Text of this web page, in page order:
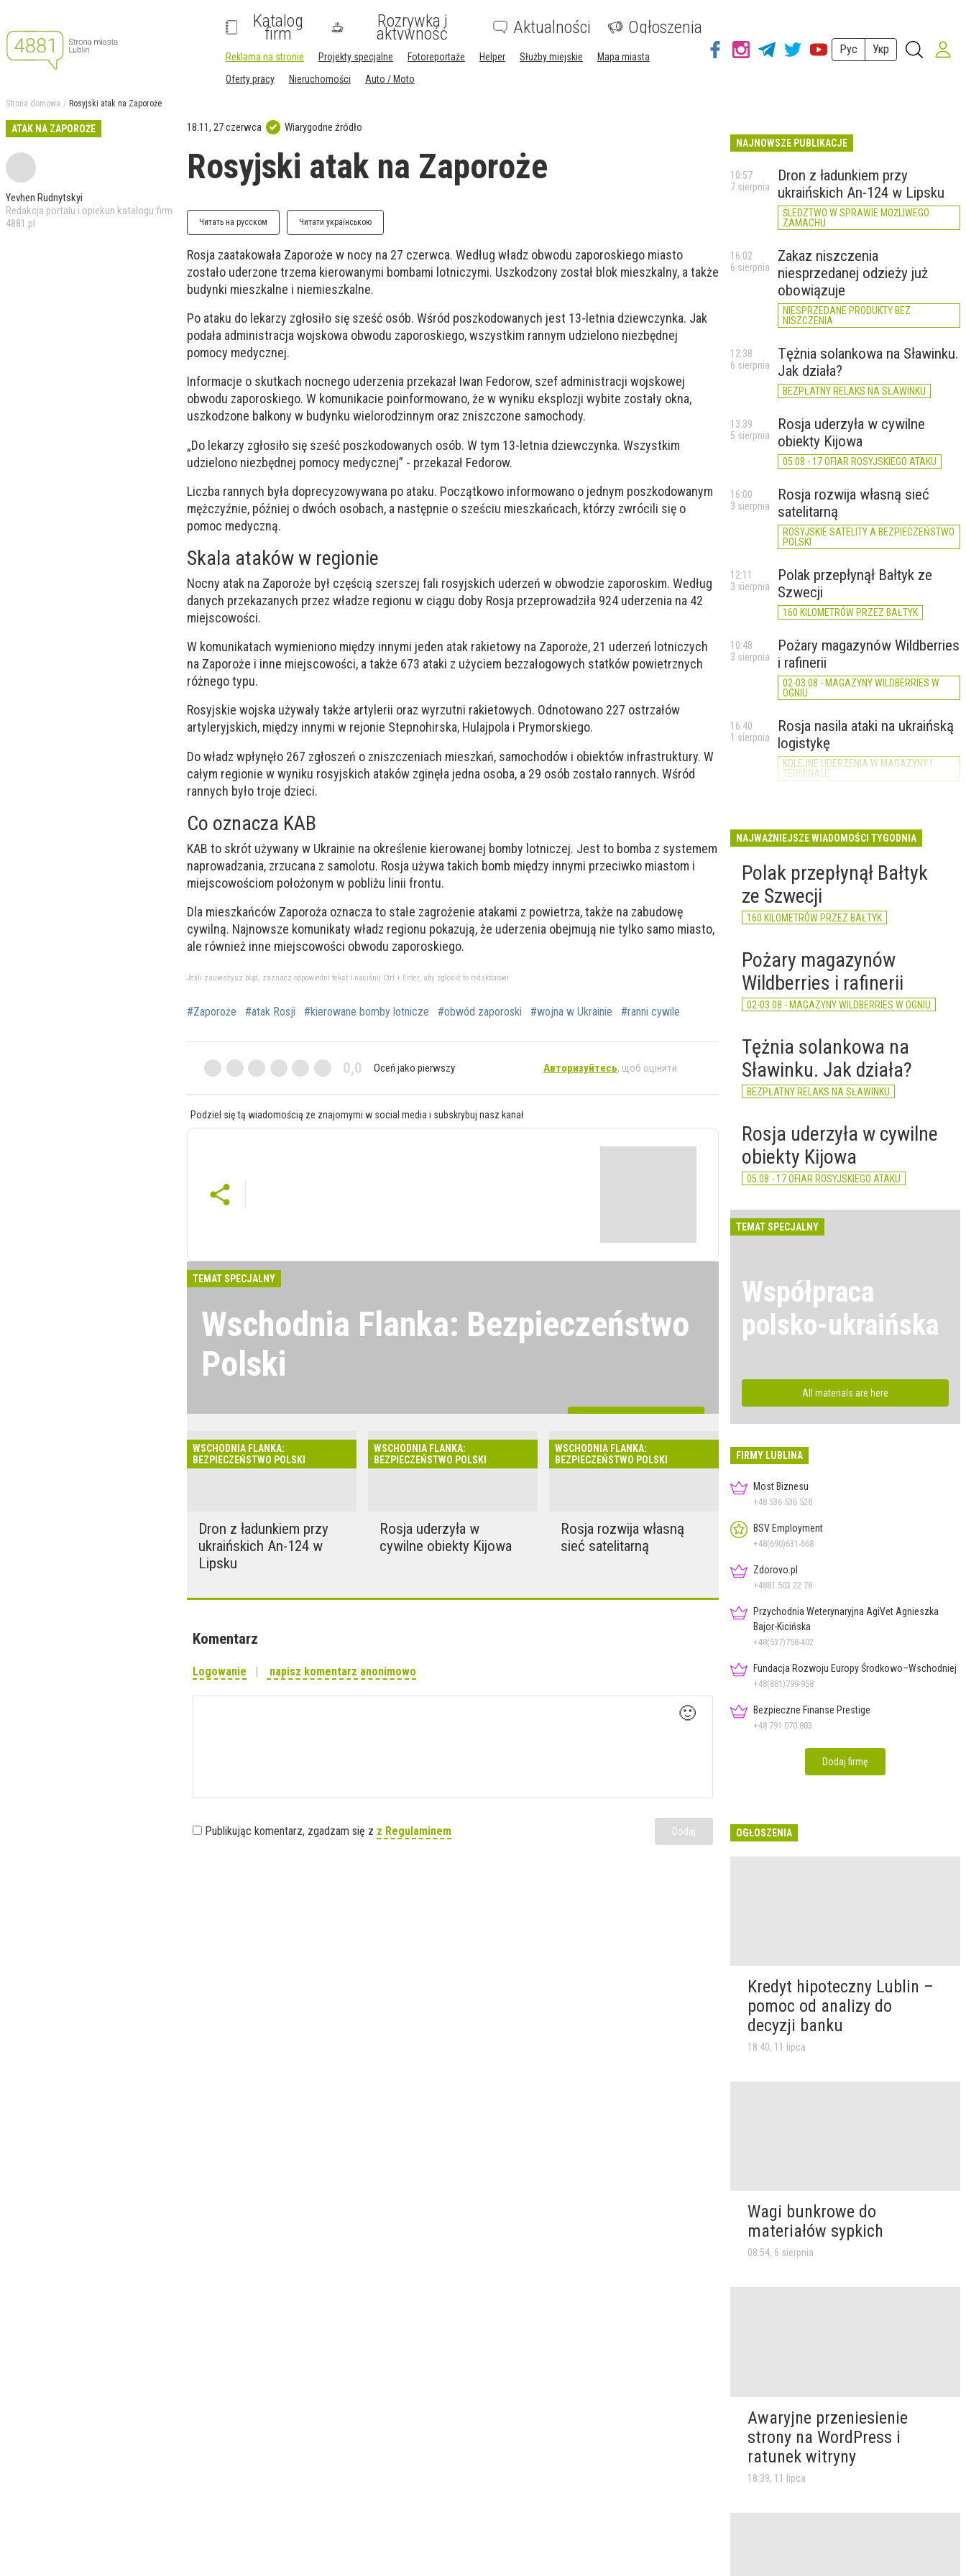
Katalog
firm
Rozrywka i
aktywność Aktualności Ogłoszenia
Reklama na stronie Projekty specjalne Fotoreportaże Helper Służby miejskie
Mapa miasta
Oferty pracy
Nieruchomości Auto / Moto
Рус Укр
Strona domowa Rosyjski atak na Zaporoże
ATAK NA ZAPOROŻE
Yevhen Rudnytskyi
Redakcja portalu i opiekun katalogu firm
4881.pl
18:11, 27 czerwca Wiarygodne źródło
Rosyjski atak na Zaporoże
Читать на русском Читати українською
Rosja zaatakowała Zaporoże w nocy na 27 czerwca. Według władz obwodu zaporoskiego miasto
zostało uderzone trzema kierowanymi bombami lotniczymi. Uszkodzony został blok mieszkalny, a także
budynki mieszkalne i niemieszkalne.
Po ataku do lekarzy zgłosiło się sześć osób. Wśród poszkodowanych jest 13-letnia dziewczynka. Jak
podała administracja wojskowa obwodu zaporoskiego, wszystkim rannym udzielono niezbędnej
pomocy medycznej.
Informacje o skutkach nocnego uderzenia przekazał Iwan Fedorow, szef administracji wojskowej
obwodu zaporoskiego. W komunikacie poinformowano, że w wyniku eksplozji wybite zostały okna,
uszkodzone balkony w budynku wielorodzinnym oraz zniszczone samochody.
„Do lekarzy zgłosiło się sześć poszkodowanych osób. W tym 13-letnia dziewczynka. Wszystkim
udzielono niezbędnej pomocy medycznej” - przekazał Fedorow.
Liczba rannych była doprecyzowywana po ataku. Początkowo informowano o jednym poszkodowanym
mężczyźnie, później o dwóch osobach, a następnie o sześciu mieszkańcach, którzy zwrócili się o
pomoc medyczną.
Skala ataków w regionie
Nocny atak na Zaporoże był częścią szerszej fali rosyjskich uderzeń w obwodzie zaporoskim. Według
danych przekazanych przez władze regionu w ciągu doby Rosja przeprowadziła 924 uderzenia na 42
miejscowości.
W komunikatach wymieniono między innymi jeden atak rakietowy na Zaporoże, 21 uderzeń lotniczych
na Zaporoże i inne miejscowości, a także 673 ataki z użyciem bezzałogowych statków powietrznych
różnego typu.
Rosyjskie wojska używały także artylerii oraz wyrzutni rakietowych. Odnotowano 227 ostrzałów
artyleryjskich, między innymi w rejonie Stepnohirska, Hulajpola i Prymorskiego.
Do władz wpłynęło 267 zgłoszeń o zniszczeniach mieszkań, samochodów i obiektów infrastruktury. W
całym regionie w wyniku rosyjskich ataków zginęła jedna osoba, a 29 osób zostało rannych. Wśród
rannych było troje dzieci.
Co oznacza KAB
KAB to skrót używany w Ukrainie na określenie kierowanej bomby lotniczej. Jest to bomba z systemem
naprowadzania, zrzucana z samolotu. Rosja używa takich bomb między innymi przeciwko miastom i
miejscowościom położonym w pobliżu linii frontu.
Dla mieszkańców Zaporoża oznacza to stałe zagrożenie atakami z powietrza, także na zabudowę
cywilną. Najnowsze komunikaty władz regionu pokazują, że uderzenia obejmują nie tylko samo miasto,
ale również inne miejscowości obwodu zaporoskiego.
Jeśli zauważysz błąd, zaznacz odpowiedni tekst i naciśnij Ctrl + Enter, aby zgłosić to redaktorowi
#Zaporoże #atak Rosji #kierowane bomby lotnicze #obwód zaporoski #wojna w Ukrainie #ranni cywile
0,0 Oceń jako pierwszy Авторизуйтесь, щоб оцінити
Podziel się tą wiadomością ze znajomymi w social media i subskrybuj nasz kanał
TEMAT SPECJALNY
Wschodnia Flanka: Bezpieczeństwo
Polski
froncie, działania Rosji, NATO, granica,
cyberzagrożenia i obrona cywilna wpływają na
WSCHODNIA FLANKA:
BEZPIECZEŃSTWO POLSKI
Dron z ładunkiem przy
ukraińskich An-124 w
Lipsku
WSCHODNIA FLANKA:
BEZPIECZEŃSTWO POLSKI
Rosja uderzyła w
cywilne obiekty Kijowa
WSCHODNIA FLANKA:
BEZPIECZEŃSTWO POLSKI
Rosja rozwija własną
sieć satelitarną
Komentarz
Logowanie napisz komentarz anonimowo
🙂
Publikując komentarz, zgadzam się z z Regulaminem Dodaj
NAJNOWSZE PUBLIKACJE
Dron z ładunkiem przy
ukraińskich An-124 w Lipsku
ŚLEDZTWO W SPRAWIE MOŻLIWEGO
ZAMACHU
10:57
7 sierpnia
Zakaz niszczenia
niesprzedanej odzieży już
obowiązuje
NIESPRZEDANE PRODUKTY BEZ
NISZCZENIA
16:02
6 sierpnia
Tężnia solankowa na Sławinku.
Jak działa?
BEZPŁATNY RELAKS NA SŁAWINKU
12:38
6 sierpnia
Rosja uderzyła w cywilne
obiekty Kijowa
05.08 - 17 OFIAR ROSYJSKIEGO ATAKU
13:39
5 sierpnia
Rosja rozwija własną sieć
satelitarną
ROSYJSKIE SATELITY A BEZPIECZEŃSTWO
POLSKI
16:00
3 sierpnia
Polak przepłynął Bałtyk ze
Szwecji
160 KILOMETRÓW PRZEZ BAŁTYK
12:11
3 sierpnia
Pożary magazynów Wildberries
i rafinerii
02-03.08 - MAGAZYNY WILDBERRIES W
OGNIU
10:48
3 sierpnia
Rosja nasila ataki na ukraińską
logistykę
KOLEJNE UDERZENIA W MAGAZYNY I
TERMINALE
16:40
1 sierpnia
NAJWAŻNIEJSZE WIADOMOŚCI TYGODNIA
Polak przepłynął Bałtyk
ze Szwecji
160 KILOMETRÓW PRZEZ BAŁTYK
Pożary magazynów
Wildberries i rafinerii
02-03.08 - MAGAZYNY WILDBERRIES W OGNIU
Tężnia solankowa na
Sławinku. Jak działa?
BEZPŁATNY RELAKS NA SŁAWINKU
Rosja uderzyła w cywilne
obiekty Kijowa
05.08 - 17 OFIAR ROSYJSKIEGO ATAKU
TEMAT SPECJALNY
Współpraca
polsko-ukraińska
All materials are here
FIRMY LUBLINA
Most Biznesu
+48 536 536 528
BSV Employment
+48(690)631-668
Zdorovo.pl
+4881 503 22 78
Przychodnia Weterynaryjna AgiVet Agnieszka
Bajor-Kicińska
+48(537)758-402
Fundacja Rozwoju Europy Środkowo–Wschodniej
+48(881)799-958
Bezpieczne Finanse Prestige
+48 791 070 803
Dodaj firmę
OGŁOSZENIA
Kredyt hipoteczny Lublin –
pomoc od analizy do
decyzji banku
18:40, 11 lipca
Wagi bunkrowe do
materiałów sypkich
08:54, 6 sierpnia
Awaryjne przeniesienie
strony na WordPress i
ratunek witryny
18:39, 11 lipca